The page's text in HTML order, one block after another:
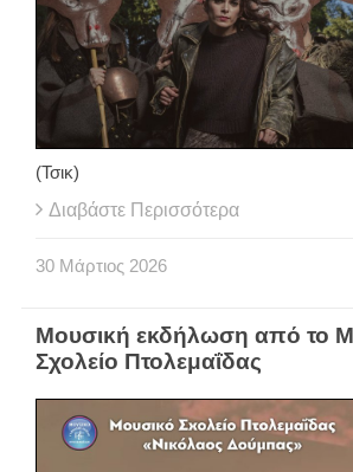
(Τσικ)
Διαβάστε Περισσότερα
30 Μάρτιος 2026
Μουσική εκδήλωση από το
Σχολείο Πτολεμαΐδας